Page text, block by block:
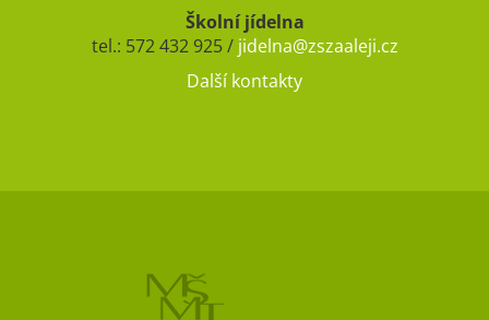
Školní jídelna
tel.: 572 432 925 / jidelna@zszaaleji.cz
Další kontakty